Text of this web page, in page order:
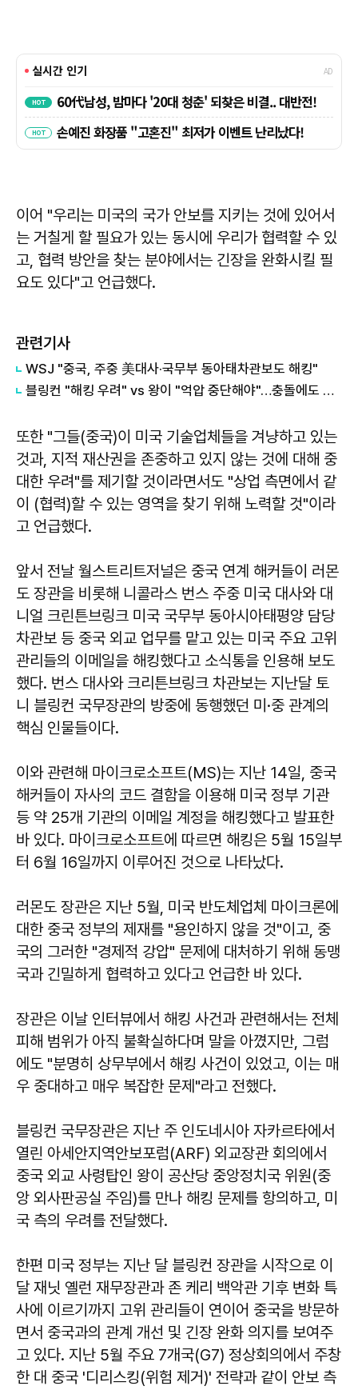
이어 "우리는 미국의 국가 안보를 지키는 것에 있어서
는 거칠게 할 필요가 있는 동시에 우리가 협력할 수 있
고, 협력 방안을 찾는 분야에서는 긴장을 완화시킬 필
요도 있다"고 언급했다.
관련기사
WSJ "중국, 주중 美대사·국무부 동아태차관보도 해킹"
블링컨 "해킹 우려" vs 왕이 "억압 중단해야"…충돌에도 소통은 '적극'
또한 "그들(중국)이 미국 기술업체들을 겨냥하고 있는
것과, 지적 재산권을 존중하고 있지 않는 것에 대해 중
대한 우려"를 제기할 것이라면서도 "상업 측면에서 같
이 (협력)할 수 있는 영역을 찾기 위해 노력할 것"이라
고 언급했다.
앞서 전날 월스트리트저널은 중국 연계 해커들이 러몬
도 장관을 비롯해 니콜라스 번스 주중 미국 대사와 대
니얼 크린튼브링크 미국 국무부 동아시아태평양 담당
차관보 등 중국 외교 업무를 맡고 있는 미국 주요 고위
관리들의 이메일을 해킹했다고 소식통을 인용해 보도
했다. 번스 대사와 크리튼브링크 차관보는 지난달 토
니 블링컨 국무장관의 방중에 동행했던 미·중 관계의
핵심 인물들이다.
이와 관련해 마이크로소프트(MS)는 지난 14일, 중국
해커들이 자사의 코드 결함을 이용해 미국 정부 기관
등 약 25개 기관의 이메일 계정을 해킹했다고 발표한
바 있다. 마이크로소프트에 따르면 해킹은 5월 15일부
터 6월 16일까지 이루어진 것으로 나타났다.
러몬도 장관은 지난 5월, 미국 반도체업체 마이크론에
대한 중국 정부의 제재를 "용인하지 않을 것"이고, 중
국의 그러한 "경제적 강압" 문제에 대처하기 위해 동맹
국과 긴밀하게 협력하고 있다고 언급한 바 있다.
장관은 이날 인터뷰에서 해킹 사건과 관련해서는 전체
피해 범위가 아직 불확실하다며 말을 아꼈지만, 그럼
에도 "분명히 상무부에서 해킹 사건이 있었고, 이는 매
우 중대하고 매우 복잡한 문제"라고 전했다.
블링컨 국무장관은 지난 주 인도네시아 자카르타에서
열린 아세안지역안보포럼(ARF) 외교장관 회의에서
중국 외교 사령탑인 왕이 공산당 중앙정치국 위원(중
앙 외사판공실 주임)를 만나 해킹 문제를 항의하고, 미
국 측의 우려를 전달했다.
한편 미국 정부는 지난 달 블링컨 장관을 시작으로 이
달 재닛 옐런 재무장관과 존 케리 백악관 기후 변화 특
사에 이르기까지 고위 관리들이 연이어 중국을 방문하
면서 중국과의 관계 개선 및 긴장 완화 의지를 보여주
고 있다. 지난 5월 주요 7개국(G7) 정상회의에서 주창
한 대 중국 '디리스킹(위험 제거)' 전략과 같이 안보 측